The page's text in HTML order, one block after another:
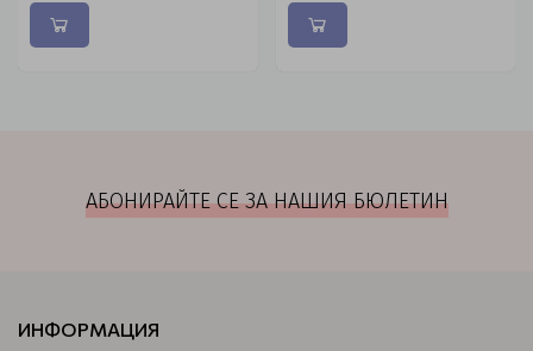
АБОНИРАЙТЕ СЕ ЗА НАШИЯ БЮЛЕТИН
ИНФОРМАЦИЯ